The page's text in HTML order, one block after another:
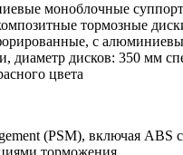
моноблочные
тормозные
с
диаметр дисков: 350 мм
цвета
(PSM), включая ABS с